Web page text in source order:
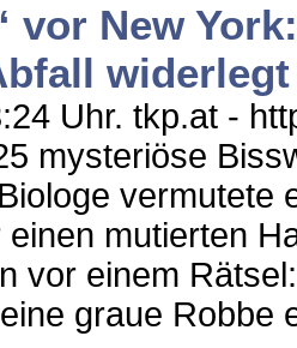
vor New
widerlegt
Uhr. tkp.at -
mysteriöse
vermutete
mutierten
vor einem
graue Robbe